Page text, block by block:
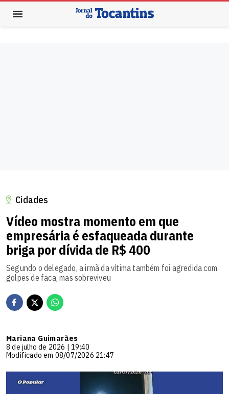
Cidades
Vídeo mostra momento em que
empresária é esfaqueada durante
briga por dívida de R$ 400
Segundo o delegado, a irmã da vítima também foi agredida com
golpes de faca, mas sobreviveu
Mariana Guimarães
8 de julho de 2026 | 19:40
Modificado em 08/07/2026 21:47